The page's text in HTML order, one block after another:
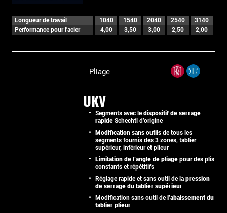
Longueur de travail 1040 1540 2040 2540
3140
Performance pour l'acier
4,00 3,50 3,00 2,50 2,00
Pliage
UKV
Segments avec ledispositif de serrage
rapide Schechtl d’origine
Modification sans outils de tous les
segments fournis des 3 zones, tablier
supérieur, inférieur et plieur
Limitation de l’angle de pliage pour des plis
constants et répétitifs
Réglage rapide et sans outil de la pression
de serrage du tablier supérieur
Modification sans outil de l’abaissement du
tablier plieur